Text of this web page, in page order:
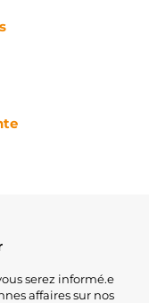
serez informé.e
affaires sur nos